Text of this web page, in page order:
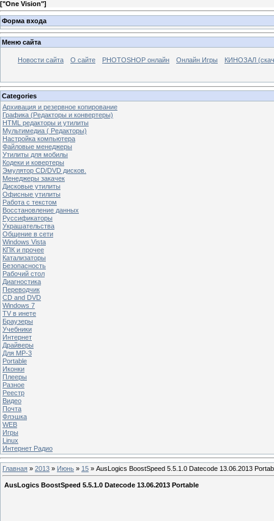
["One Vision"]
Форма входа
Меню сайта
Новости сайта О сайте PHOTOSHOP онлайн Онлайн Игры КИНОЗАЛ
Categories
Архивация и резервное копирование
Графика (Редакторы и конвертеры)
HTML редакторы и утилиты
Мультимедиа ( Редакторы)
Настройка компьютера
Файловые менеджеры
Утилиты для мобилы
Кодеки и ковертеры
Эмулятор CD/DVD дисков.
Менеджеры закачек
Дисковые утилиты
Офисные утилиты
Работа с текстом
Восстановление данных
Руссификаторы
Украшательства
Общение в сети
Windows Vista
КПК и прочее
Катализаторы
Безопасность
Рабочий стол
Диагностика
Переводчик
CD and DVD
Windows 7
TV в инете
Браузеры
Учебники
Интернет
Драйверы
Для MP-3
Portable
Иконки
Плееры
Разное
Реестр
Видео
Почта
Флэшка
WEB
Игры
Linux
Интернет Радио
Главная » 2013 » Июнь » 15 » AusLogics BoostSpeed 5.5.1.0 Datecode 13.06.2013
AusLogics BoostSpeed 5.5.1.0 Datecode 13.06.2013 Portable